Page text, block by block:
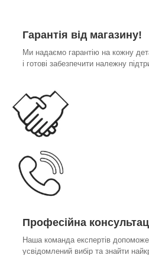
Гарантія від магазину!
Ми надаємо гарантію на кожну
і готові забезпечити належну
Професійна
Наша команда експертів
усвідомлений вибір та знайти